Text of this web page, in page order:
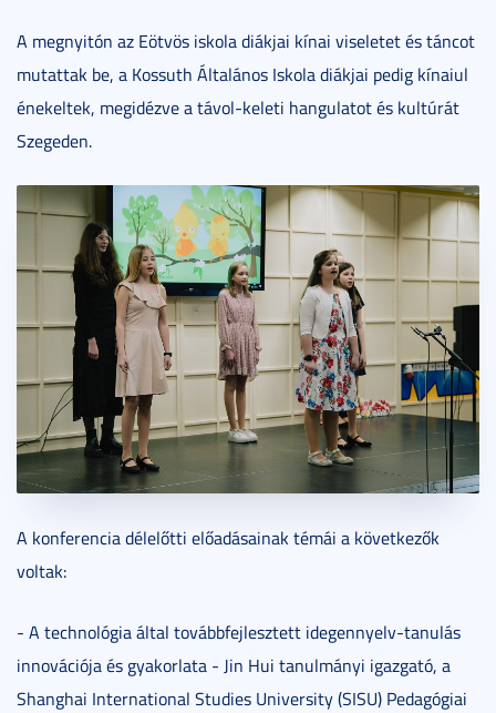
A megnyitón az Eötvös iskola diákjai kínai viseletet és táncot
mutattak be, a Kossuth Általános Iskola diákjai pedig kínaiul
énekeltek, megidézve a távol-keleti hangulatot és kultúrát
Szegeden.
A konferencia délelőtti előadásainak témái a következők
voltak:
- A technológia által továbbfejlesztett idegennyelv-tanulás
innovációja és gyakorlata - Jin Hui tanulmányi igazgató, a
Shanghai International Studies University (SISU) Pedagógiai